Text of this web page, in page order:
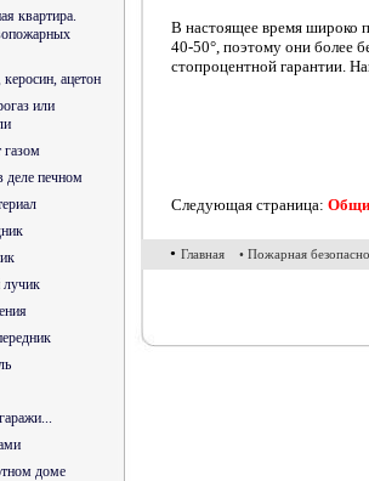
квартира.
ацетон
или
газом
деле печном
лучик
доме
В настоящее время широко
40-50°, поэтому они более
стопроцентной гарантии.
Следующая страница:
• Главная • Пожарная